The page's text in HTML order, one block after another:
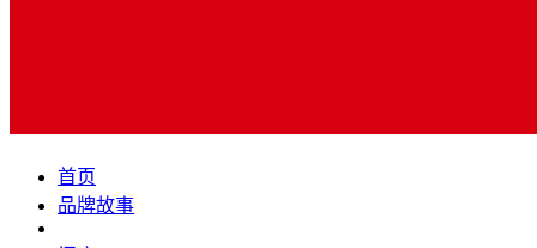
首页
品牌故事